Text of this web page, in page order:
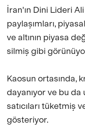
İran'ın Dini Lideri
paylaşımları,
ve altının piyasa
silmiş gibi
Kaosun ortasında,
dayanıyor ve bu da
satıcıları tüketmiş
gösteriyor.